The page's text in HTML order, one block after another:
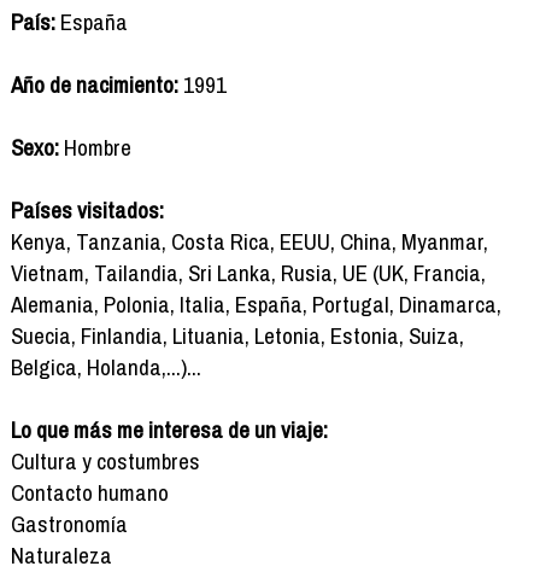
País:España
Año de nacimiento:1991
Sexo:Hombre
Países visitados:
Kenya, Tanzania, Costa Rica, EEUU, China, Myanmar,
Vietnam, Tailandia, Sri Lanka, Rusia, UE (UK, Francia,
Alemania, Polonia, Italia, España, Portugal, Dinamarca,
Suecia, Finlandia, Lituania, Letonia, Estonia, Suiza,
Belgica, Holanda,...)...
Lo que más me interesa de un viaje:
Cultura y costumbres
Contacto humano
Gastronomía
Naturaleza